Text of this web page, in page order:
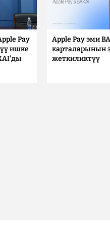
Pay
ишке
Apple Pay эми
карталарынын
жеткиликтүү